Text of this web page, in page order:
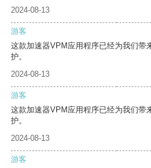
2024-08-13
游客
这款加速器VPM应用程序已经为我们带
护。
2024-08-13
游客
这款加速器VPM应用程序已经为我们带
护。
2024-08-13
游客